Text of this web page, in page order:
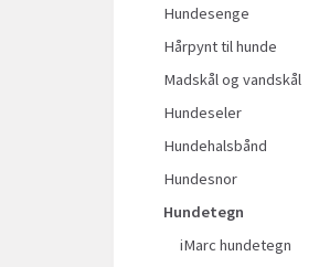
Hundesenge
Hårpynt til hunde
Madskål og vandskål
Hundeseler
Hundehalsbånd
Hundesnor
Hundetegn
iMarc hundetegn